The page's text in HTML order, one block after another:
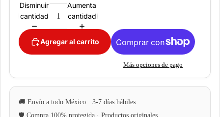
Disminuir
cantidad
Aumentar
cantidad
Agregar al carrito
Más opciones de pago